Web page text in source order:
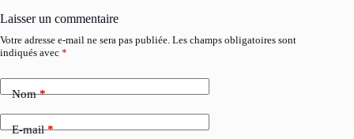
Laisser un commentaire
Votre adresse e-mail ne sera pas publiée. Les champs obligatoires sont
indiqués avec *
Nom*
E-mail*